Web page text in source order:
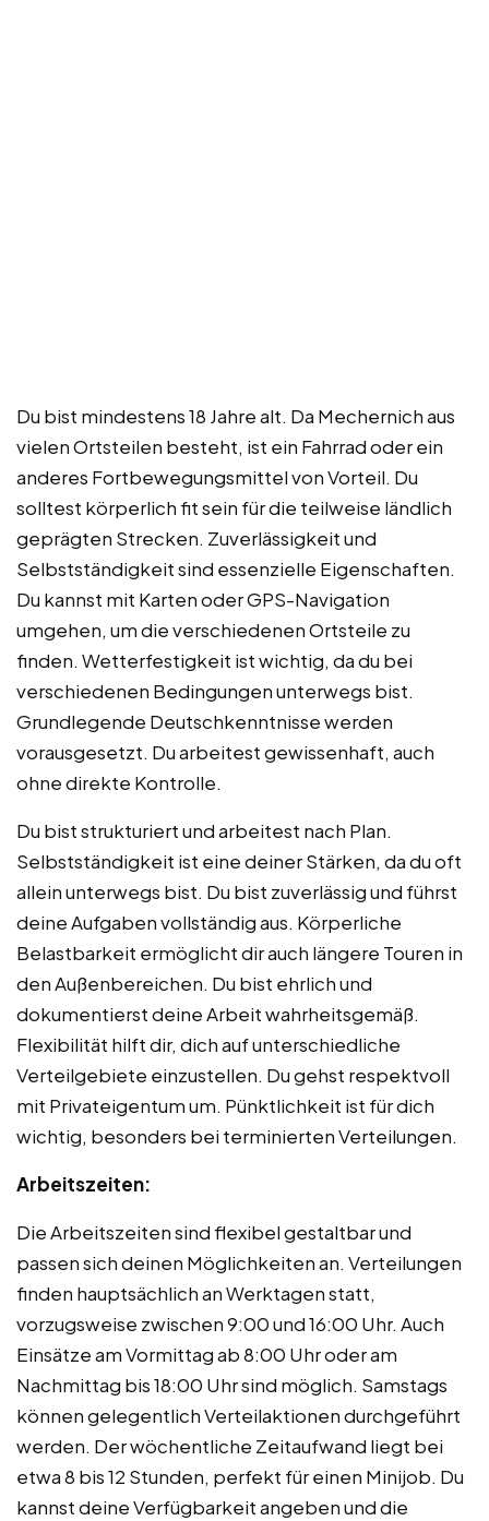
Du bist mindestens 18 Jahre alt. Da Mechernich aus
vielen Ortsteilen besteht, ist ein Fahrrad oder ein
anderes Fortbewegungsmittel von Vorteil. Du
solltest körperlich fit sein für die teilweise ländlich
geprägten Strecken. Zuverlässigkeit und
Selbstständigkeit sind essenzielle Eigenschaften.
Du kannst mit Karten oder GPS-Navigation
umgehen, um die verschiedenen Ortsteile zu
finden. Wetterfestigkeit ist wichtig, da du bei
verschiedenen Bedingungen unterwegs bist.
Grundlegende Deutschkenntnisse werden
vorausgesetzt. Du arbeitest gewissenhaft, auch
ohne direkte Kontrolle.
Du bist strukturiert und arbeitest nach Plan.
Selbstständigkeit ist eine deiner Stärken, da du oft
allein unterwegs bist. Du bist zuverlässig und führst
deine Aufgaben vollständig aus. Körperliche
Belastbarkeit ermöglicht dir auch längere Touren in
den Außenbereichen. Du bist ehrlich und
dokumentierst deine Arbeit wahrheitsgemäß.
Flexibilität hilft dir, dich auf unterschiedliche
Verteilgebiete einzustellen. Du gehst respektvoll
mit Privateigentum um. Pünktlichkeit ist für dich
wichtig, besonders bei terminierten Verteilungen.
Arbeitszeiten:
Die Arbeitszeiten sind flexibel gestaltbar und
passen sich deinen Möglichkeiten an. Verteilungen
finden hauptsächlich an Werktagen statt,
vorzugsweise zwischen 9:00 und 16:00 Uhr. Auch
Einsätze am Vormittag ab 8:00 Uhr oder am
Nachmittag bis 18:00 Uhr sind möglich. Samstags
können gelegentlich Verteilaktionen durchgeführt
werden. Der wöchentliche Zeitaufwand liegt bei
etwa 8 bis 12 Stunden, perfekt für einen Minijob. Du
kannst deine Verfügbarkeit angeben und die